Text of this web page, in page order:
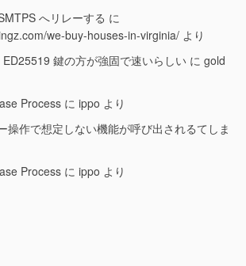
へリレーする に
we-buy-houses-in-virginia/ より
鍵の方が強固で速いらしい に gold
Process に ippo より
操作で想定しない機能が呼び出されるてしま
Process に ippo より